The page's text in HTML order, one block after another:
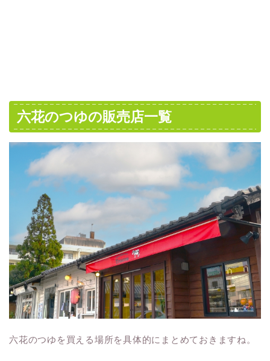
六花のつゆの販売店一覧
六花のつゆを買える場所を具体的にまとめておきますね。